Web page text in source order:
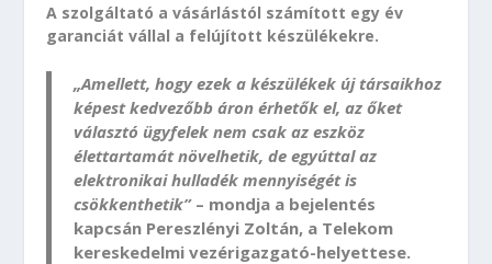
A szolgáltató a vásárlástól számított egy év
garanciát vállal a felújított készülékekre.
„Amellett, hogy ezek a készülékek új társaikhoz
képest kedvezőbb áron érhetők el, az őket
választó ügyfelek nem csak az eszköz
élettartamát növelhetik, de egyúttal az
elektronikai hulladék mennyiségét is
csökkenthetik”– mondja a bejelentés
kapcsán Pereszlényi Zoltán, a Telekom
kereskedelmi vezérigazgató-helyettese.